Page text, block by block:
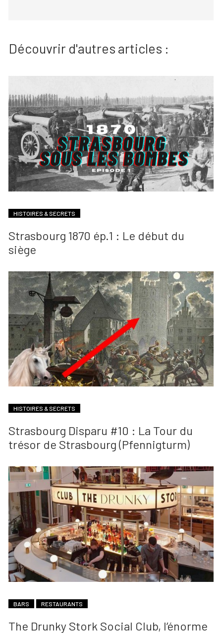
Découvrir d'autres articles :
HISTOIRES & SECRETS
Strasbourg 1870 ép.1 : Le début du
siège
HISTOIRES & SECRETS
Strasbourg Disparu #10 : La Tour du
trésor de Strasbourg (Pfennigturm)
BARS RESTAURANTS
The Drunky Stork Social Club, l’énorme